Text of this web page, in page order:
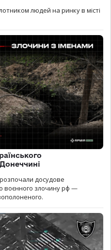
людей на ринку в місті
досудове
воєнного злочину рф —